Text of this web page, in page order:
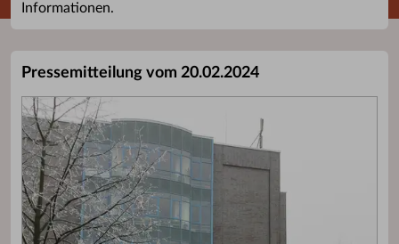
Informationen.
Pressemitteilung vom 20.02.2024